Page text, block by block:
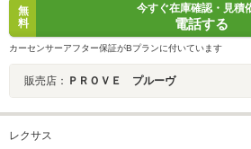
無
料
今すぐ在庫確認・見積
電話する
カーセンサーアフター保証がBプランに付いています
販売店： ＰＲＯＶＥ プルーヴ
レクサス